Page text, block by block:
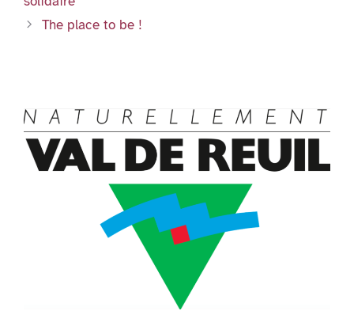
k
dl
The place to be !